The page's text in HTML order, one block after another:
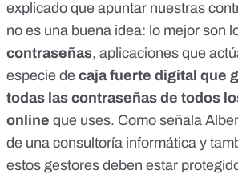
explicado que apuntar nuestras
no es una buena idea: lo mejor son
contraseñas, aplicaciones que
especie de caja fuerte digital que
todas las contraseñas de todos
online que uses. Como señala
de una consultoría informática y
estos gestores deben estar